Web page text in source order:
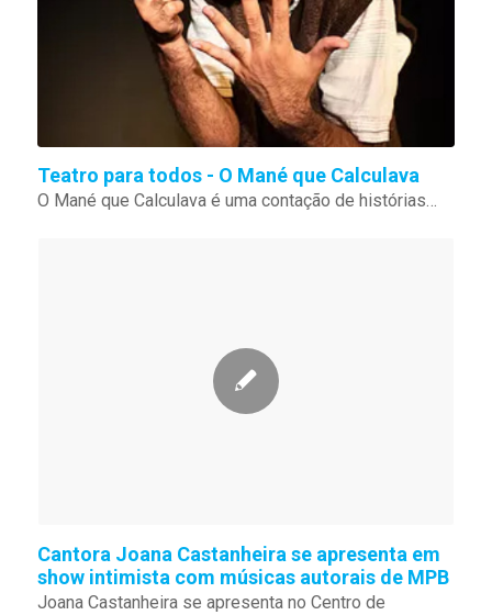
Teatro para todos - O Mané que Calculava
​O Mané que Calculava é uma contação de histórias…
Cantora Joana Castanheira se apresenta em
show intimista com músicas autorais de MPB
Joana Castanheira se apresenta no Centro de